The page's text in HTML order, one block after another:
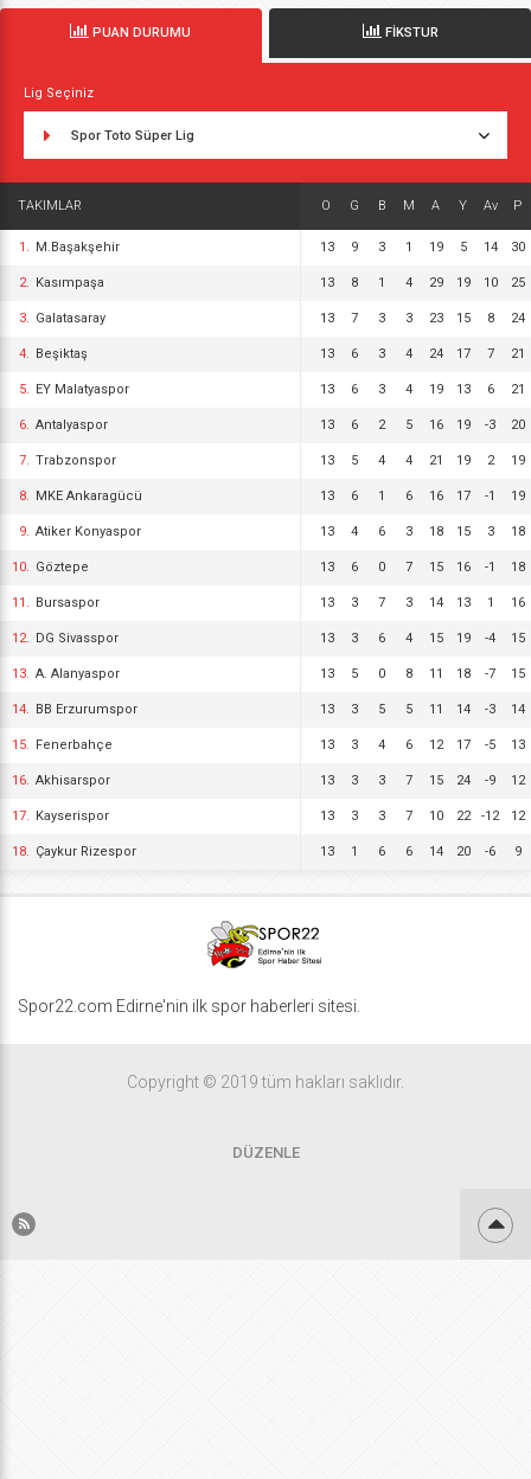
PUAN DURUMU FİKSTUR
Lig Seçiniz
Spor Toto Süper Lig
TAKIMLAR O G B M A Y Av P
1. M.Başakşehir 13 9 3 1 19 5 14 30
2. Kasımpaşa 13 8 1 4 29 19 10 25
3. Galatasaray 13 7 3 3 23 15 8 24
4. Beşiktaş 13 6 3 4 24 17 7 21
5. EY Malatyaspor 13 6 3 4 19 13 6 21
6. Antalyaspor 13 6 2 5 16 19 -3 20
7. Trabzonspor 13 5 4 4 21 19 2 19
8. MKE Ankaragücü 13 6 1 6 16 17 -1 19
9. Atiker Konyaspor 13 4 6 3 18 15 3 18
10. Göztepe 13 6 0 7 15 16 -1 18
11. Bursaspor 13 3 7 3 14 13 1 16
12. DG Sivasspor 13 3 6 4 15 19 -4 15
13. A. Alanyaspor 13 5 0 8 11 18 -7 15
14. BB Erzurumspor 13 3 5 5 11 14 -3 14
15. Fenerbahçe 13 3 4 6 12 17 -5 13
16. Akhisarspor 13 3 3 7 15 24 -9 12
17. Kayserispor 13 3 3 7 10 22 -12 12
18. Çaykur Rizespor 13 1 6 6 14 20 -6 9
Spor22.com Edirne'nin ilk spor haberleri sitesi.
Copyright © 2019 tüm hakları saklıdır.
DÜZENLE